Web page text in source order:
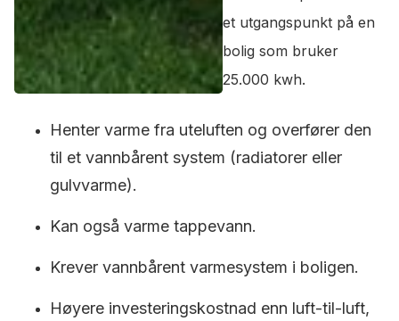
et utgangspunkt på en
bolig som bruker
25.000 kwh.
Henter varme fra uteluften og overfører den
til et vannbårent system (radiatorer eller
gulvvarme).
Kan også varme tappevann.
Krever vannbårent varmesystem i boligen.
Høyere investeringskostnad enn luft-til-luft,